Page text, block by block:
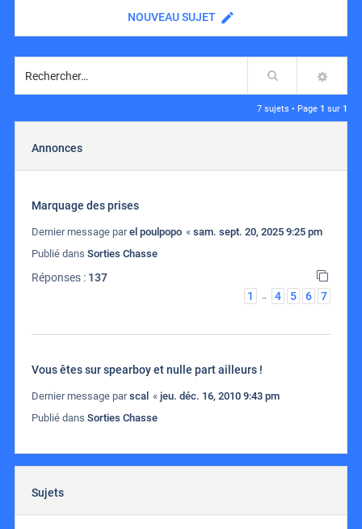
NOUVEAU SUJET
Rechercher
7 sujets • Page 1 sur 1
Annonces
Marquage des prises
Dernier message parel poulpopo « sam. sept. 20, 2025 9:25 pm
Publié dans Sorties Chasse
Réponses : 137
1
… 4 5 6 7
Vous êtes sur spearboy et nulle part ailleurs !
Dernier message parscal « jeu. déc. 16, 2010 9:43 pm
Publié dans Sorties Chasse
Sujets